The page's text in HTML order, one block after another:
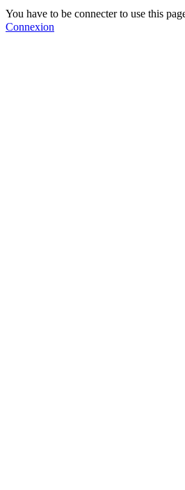
You have to be connecter to use this
Connexion